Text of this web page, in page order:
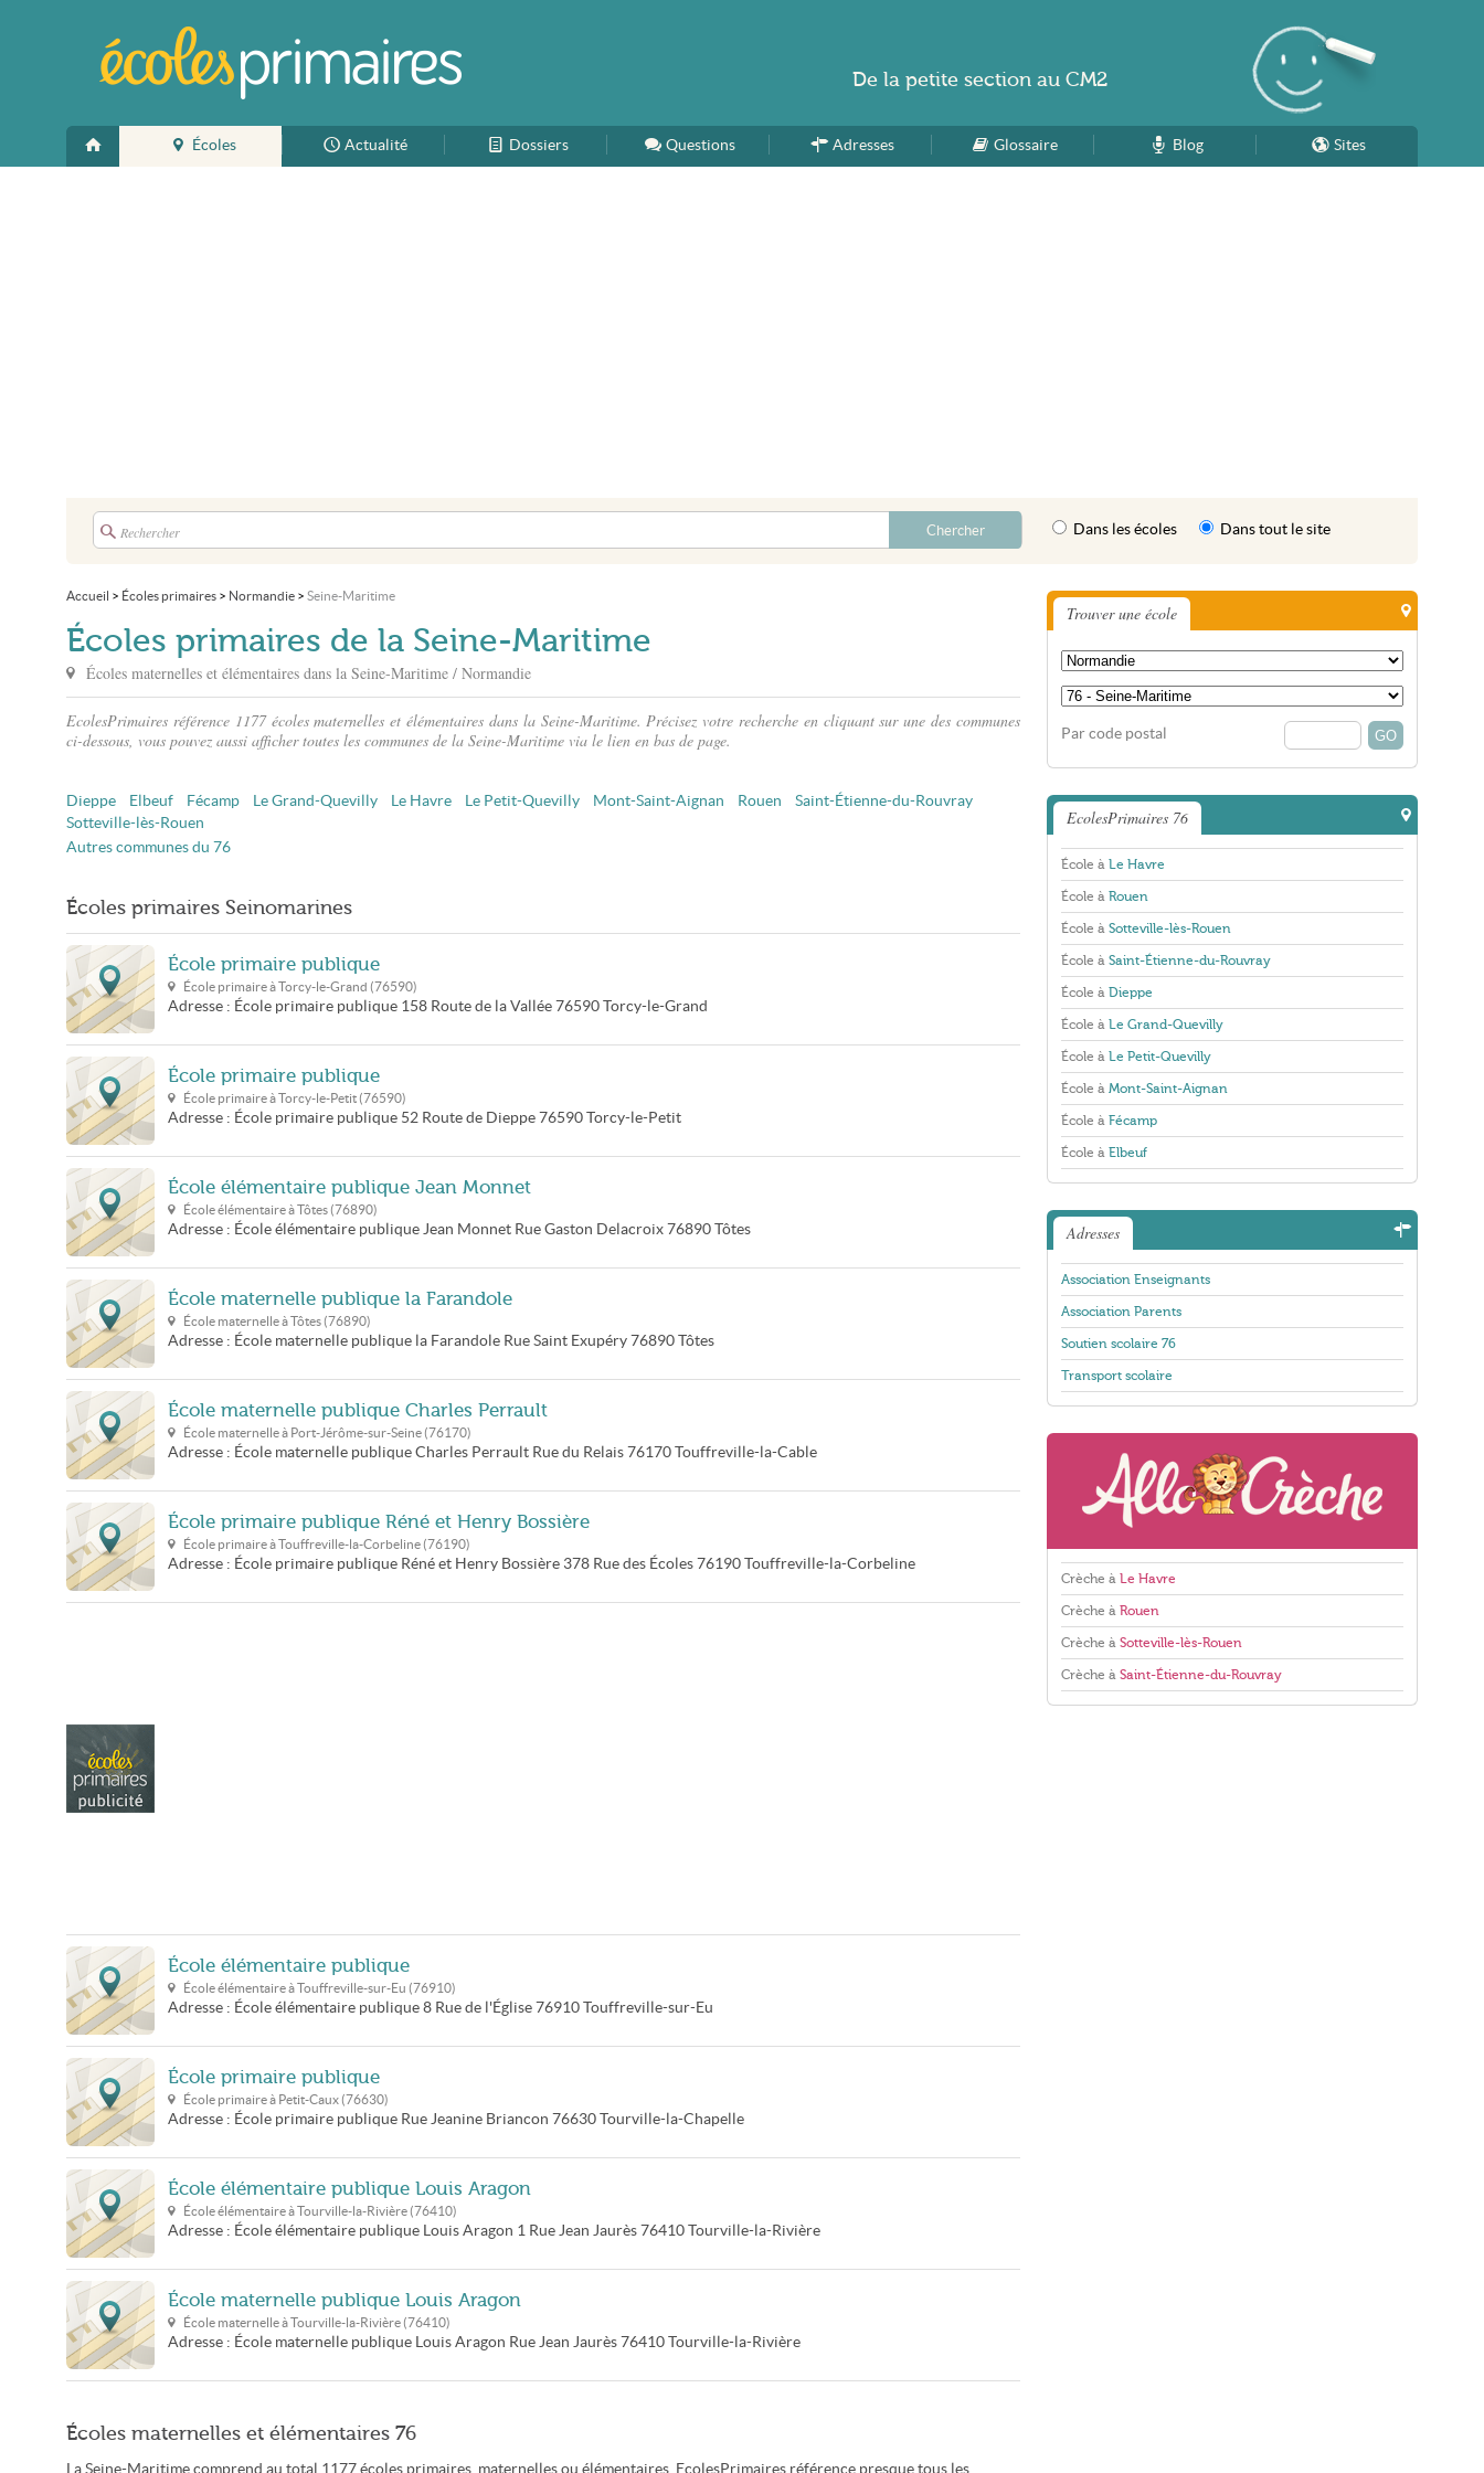
Accueil
Écoles Actualité Dossiers Questions Adresses Glossaire Blog Sites
Dans les écoles Dans tout le site
Accueil > Écoles primaires > Normandie > Seine-Maritime
Écoles primaires de la Seine-Maritime
Écoles maternelles et élémentaires dans la Seine-Maritime / Normandie
EcolesPrimaires référence 1177 écoles maternelles et élémentaires dans la Seine-Maritime. Précisez votre recherche en cliquant sur une des communes
ci-dessous, vous pouvez aussi afficher toutes les communes de la Seine-Maritime via le lien en bas de page.
Dieppe Elbeuf Fécamp Le Grand-Quevilly Le Havre Le Petit-Quevilly Mont-Saint-Aignan Rouen
Saint-Étienne-du-Rouvray
Sotteville-lès-Rouen
Autres communes du 76
Écoles primaires Seinomarines
École primaire publique
École primaire àTorcy-le-Grand (76590)
Adresse : École primaire publique 158 Route de la Vallée 76590 Torcy-le-Grand
École primaire publique
École primaire àTorcy-le-Petit (76590)
Adresse : École primaire publique 52 Route de Dieppe 76590 Torcy-le-Petit
École élémentaire publique Jean Monnet
École élémentaire àTôtes (76890)
Adresse : École élémentaire publique Jean Monnet Rue Gaston Delacroix 76890 Tôtes
École maternelle publique la Farandole
École maternelle àTôtes (76890)
Adresse : École maternelle publique la Farandole Rue Saint Exupéry 76890 Tôtes
École maternelle publique Charles Perrault
École maternelle à Port-Jérôme-sur-Seine (76170)
Adresse : École maternelle publique Charles Perrault Rue du Relais 76170 Touffreville-la-Cable
École primaire publique Réné et Henry Bossière
École primaire àTouffreville-la-Corbeline (76190)
Adresse : École primaire publique Réné et Henry Bossière 378 Rue des Écoles 76190 Touffreville-la-Corbeline
École élémentaire publique
École élémentaire àTouffreville-sur-Eu (76910)
Adresse : École élémentaire publique 8 Rue de l'Église 76910 Touffreville-sur-Eu
École primaire publique
École primaire à Petit-Caux (76630)
Adresse : École primaire publique Rue Jeanine Briancon 76630 Tourville-la-Chapelle
École élémentaire publique Louis Aragon
École élémentaire àTourville-la-Rivière (76410)
Adresse : École élémentaire publique Louis Aragon 1 Rue Jean Jaurès 76410 Tourville-la-Rivière
École maternelle publique Louis Aragon
École maternelle àTourville-la-Rivière (76410)
Adresse : École maternelle publique Louis Aragon Rue Jean Jaurès 76410 Tourville-la-Rivière
Écoles maternelles et élémentaires 76
La Seine-Maritime comprend au total 1177 écoles primaires, maternelles ou élémentaires. EcolesPrimaires référence presque tous les
Trouver une école
Par code postal
EcolesPrimaires 76
École à Le Havre
École à Rouen
École à Sotteville-lès-Rouen
École à Saint-Étienne-du-Rouvray
École à Dieppe
École à Le Grand-Quevilly
École à Le Petit-Quevilly
École à Mont-Saint-Aignan
École à Fécamp
École à Elbeuf
Adresses
Association Enseignants
Association Parents
Soutien scolaire 76
Transport scolaire
Crèche à Le Havre
Crèche à Rouen
Crèche à Sotteville-lès-Rouen
Crèche à Saint-Étienne-du-Rouvray
De la petite section au CM2